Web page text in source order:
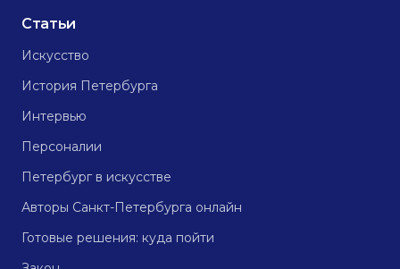
Статьи
Искусство
История Петербурга
Интервью
Персоналии
Петербург в искусстве
Авторы Санкт-Петербурга онлайн
Готовые решения: куда пойти